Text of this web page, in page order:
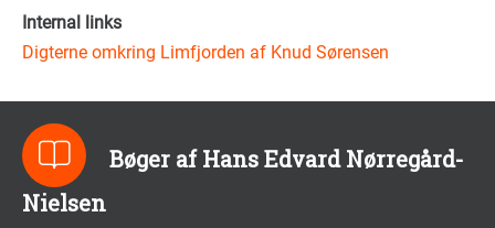
Internal links
Digterne omkring Limfjorden af Knud Sørensen
Bøger af Hans Edvard Nørregård-
Nielsen